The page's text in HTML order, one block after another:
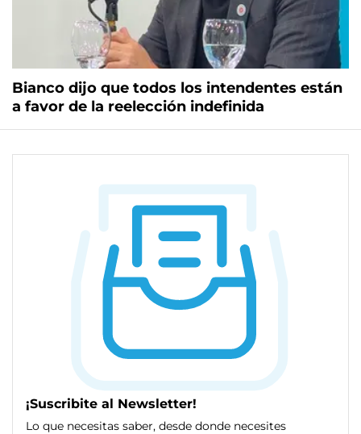
Bianco dijo que todos los intendentes están
a favor de la reelección indefinida
¡Suscribite al Newsletter!
Lo que necesitas saber, desde donde necesites